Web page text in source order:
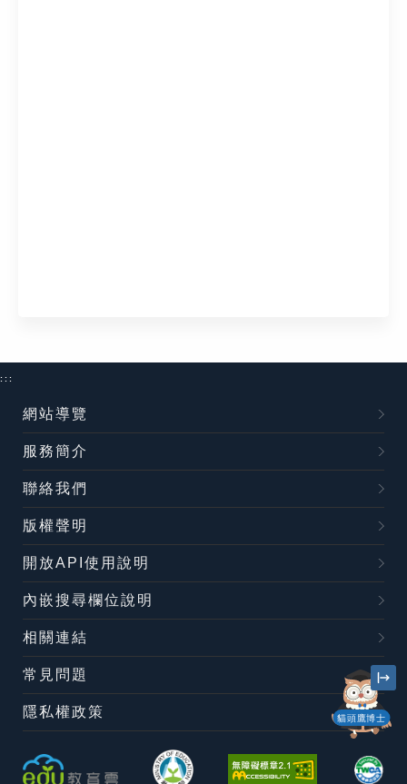
貓頭鷹博士
:::
網站導覽
服務簡介
聯絡我們
版權聲明
開放API使用說明
內嵌搜尋欄位說明
相關連結
常見問題
隱私權政策